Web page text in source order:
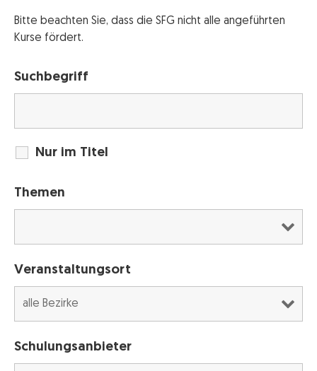
Bitte beachten Sie, dass die SFG nicht alle angeführten
Kurse fördert.
Suchbegriff
Nur im Titel
Themen
Veranstaltungsort
Schulungsanbieter